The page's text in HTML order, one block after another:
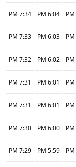
6:04 PM
7:34 PM
6:03 PM
7:33 PM
6:02 PM
7:32 PM
6:01 PM
7:31 PM
6:01 PM
7:31 PM
6:00 PM
7:30 PM
5:59 PM
7:29 PM